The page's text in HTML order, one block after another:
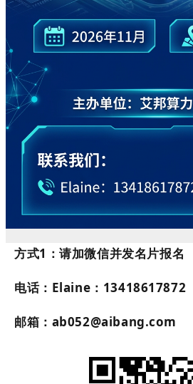
方式1 ：请加微信并发名片报名
电话： Elaine ： 13418617872
邮箱： ab052@aibang.com